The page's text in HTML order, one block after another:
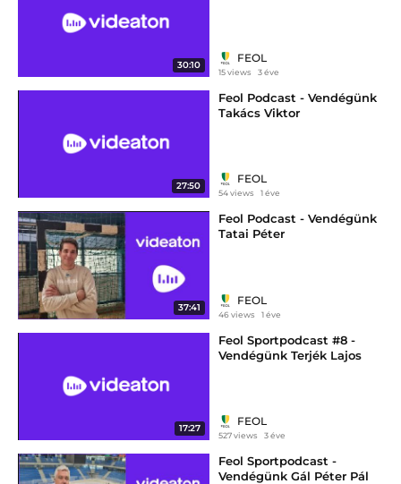
30:10
FEOL
15 views 3 éve
27:50
Feol Podcast - Vendégünk
Takács Viktor
FEOL
54 views 1 éve
37:41
Feol Podcast - Vendégünk
Tatai Péter
FEOL
46 views 1 éve
17:27
Feol Sportpodcast #8 -
Vendégünk Terjék Lajos
FEOL
527 views 3 éve
Feol Sportpodcast -
Vendégünk Gál Péter Pál